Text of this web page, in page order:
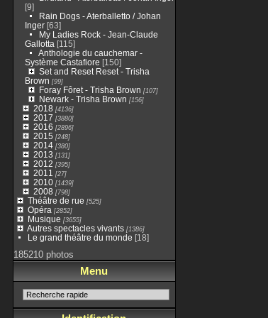
[9]
Rain Dogs - Aterballetto / Johan
Inger[63]
My Ladies Rock - Jean-Claude
Gallotta [115]
Anthologie du cauchemar -
Système Castafiore [150]
Set and Reset Reset - Trisha
Brown [99]
Foray Fôret - Trisha Brown [107]
Newark - Trisha Brown [156]
2018 [4136]
2017 [3880]
2016 [2896]
2015 [248]
2014[380]
2013 [131]
2012 [395]
2011 [27]
2010[1439]
2008 [798]
Théâtre de rue [525]
Opéra [2852]
Musique [3655]
Autres spectacles vivants[1386]
Le grand théâtre du monde [18]
185210 photos
Menu